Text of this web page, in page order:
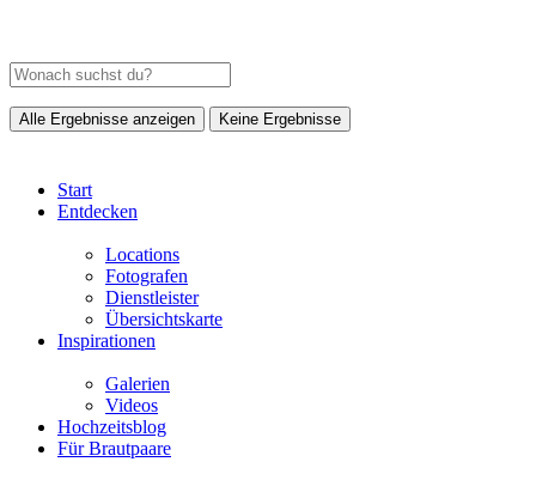
Alle Ergebnisse anzeigen Keine Ergebnisse
Start
Entdecken
Locations
Fotografen
Dienstleister
Übersichtskarte
Inspirationen
Galerien
Videos
Hochzeitsblog
Für Brautpaare